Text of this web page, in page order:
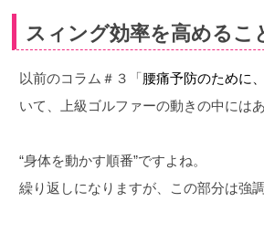
スィング効率を高めるこ
以前のコラム＃３「腰痛予防のために
いて、上級ゴルファーの動きの中には
“身体を動かす順番”ですよね。
繰り返しになりますが、この部分は強